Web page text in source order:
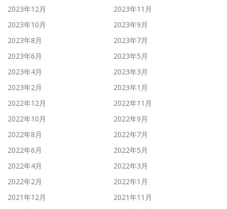
2023年12月
2023年11月
2023年10月
2023年9月
2023年8月
2023年7月
2023年6月
2023年5月
2023年4月
2023年3月
2023年2月
2023年1月
2022年12月
2022年11月
2022年10月
2022年9月
2022年8月
2022年7月
2022年6月
2022年5月
2022年4月
2022年3月
2022年2月
2022年1月
2021年12月
2021年11月